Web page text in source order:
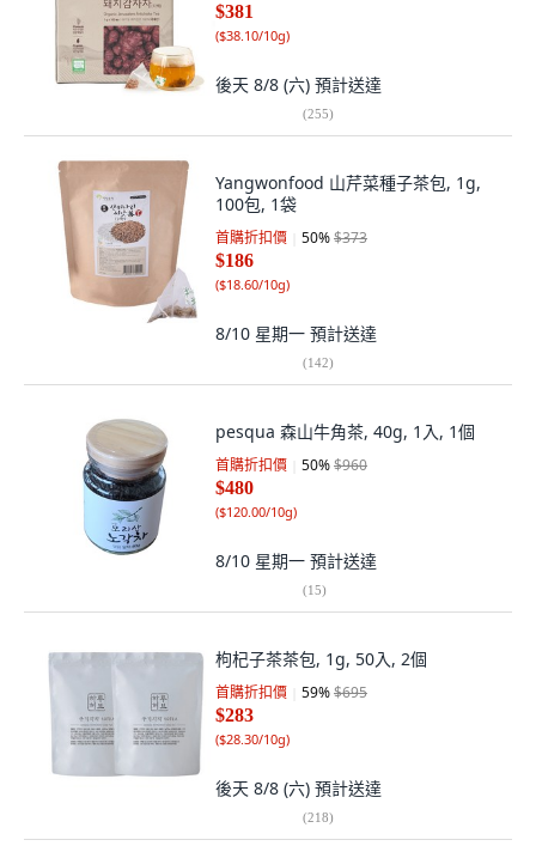
$381
($38.10/10g)
後天 8/8 (六) 預計送達
(255)
Yangwonfood 山芹菜種子茶包, 1g,
100包, 1袋
首購折扣價 50%$373
$186
($18.60/10g)
8/10 星期一 預計送達
(142)
pesqua 森山牛角茶, 40g, 1入, 1個
首購折扣價 50%$960
$480
($120.00/10g)
8/10 星期一 預計送達
(15)
枸杞子茶茶包, 1g, 50入, 2個
首購折扣價 59%$695
$283
($28.30/10g)
後天 8/8 (六) 預計送達
(218)